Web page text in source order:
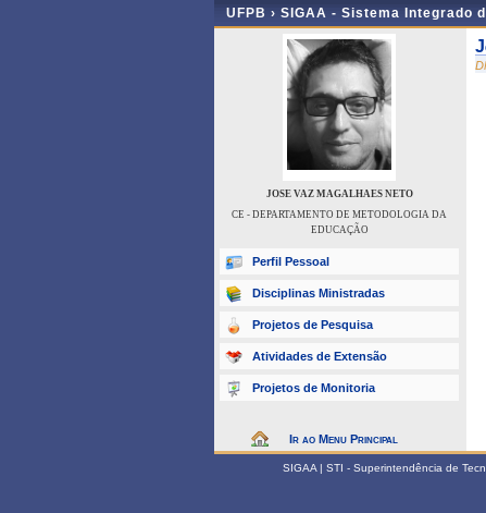
UFPB › SIGAA - Sistema Integrado
JOSE VAZ MAGALHAES NETO
CE - DEPARTAMENTO DE METODOLOGIA DA
EDUCAÇÃO
Perfil Pessoal
Disciplinas Ministradas
Projetos de Pesquisa
Atividades de Extensão
Projetos de Monitoria
Ir ao Menu Principal
SIGAA | STI - Superintendência de